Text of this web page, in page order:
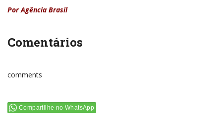
Por Agência Brasil
Comentários
comments
Compartilhe no WhatsApp